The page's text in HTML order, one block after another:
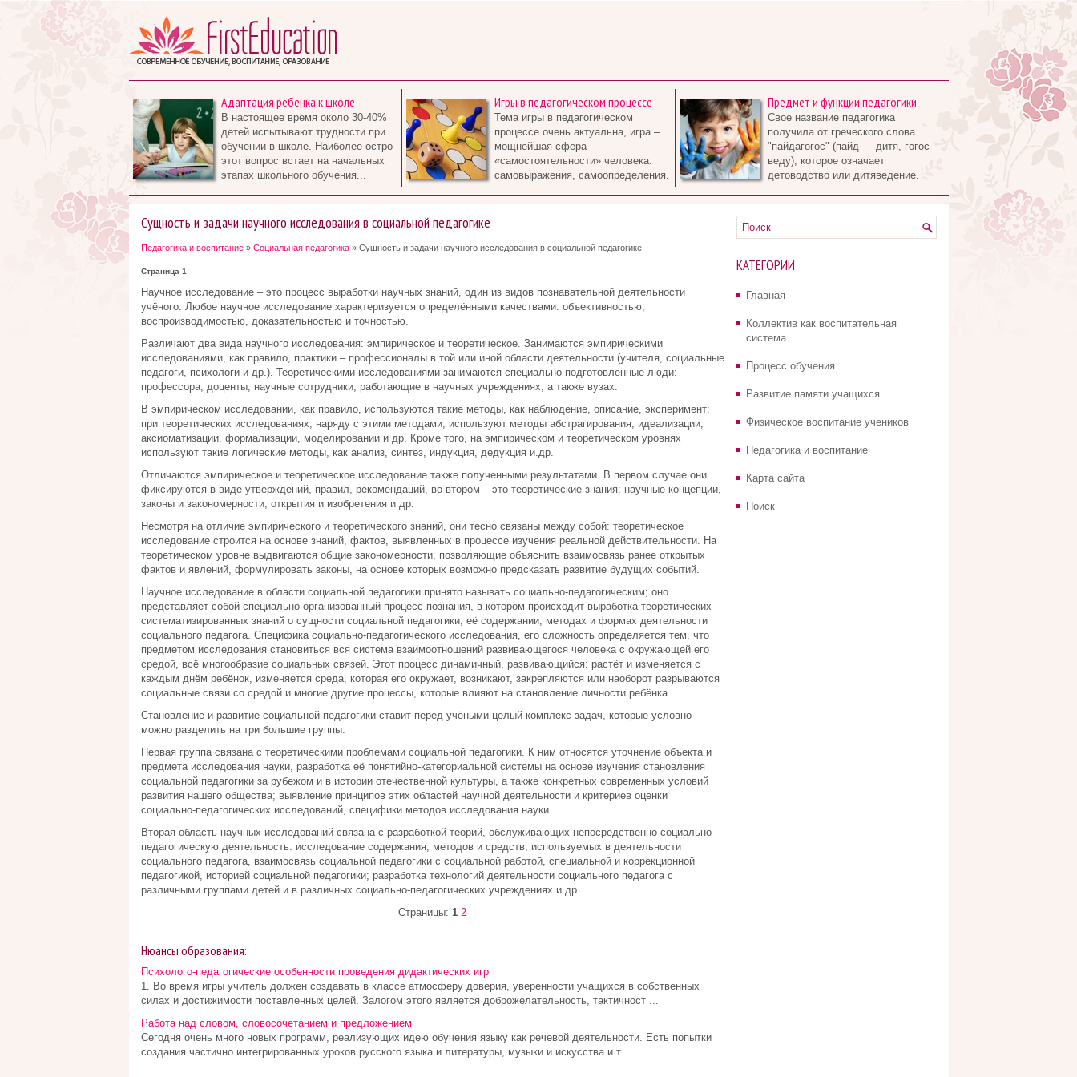
Адаптация ребенка к школе
В настоящее время около 30-40%
детей испытывают трудности при
обучении в школе. Наиболее остро
этот вопрос встает на начальных
этапах школьного обучения...
Игры в педагогическом процессе
Тема игры в педагогическом
процессе очень актуальна, игра –
мощнейшая сфера
«самостоятельности» человека:
самовыражения, самоопределения.
Предмет и функции педагогики
Свое название педагогика
получила от греческого слова
"пайдагогос" (пайд — дитя, гогос —
веду), которое означает
детоводство или дитяведение.
Сущность и задачи научного исследования в социальной педагогике
Педагогика и воспитание» Социальная педагогика» Сущность и задачи научного исследования в социальной педагогике
Страница 1
Научное исследование – это процесс выработки научных знаний, один из видов познавательной деятельности
учёного. Любое научное исследование характеризуется определёнными качествами: объективностью,
воспроизводимостью, доказательностью и точностью.
Различают два вида научного исследования: эмпирическое и теоретическое. Занимаются эмпирическими
исследованиями, как правило, практики – профессионалы в той или иной области деятельности (учителя, социальные
педагоги, психологи и др.). Теоретическими исследованиями занимаются специально подготовленные люди:
профессора, доценты, научные сотрудники, работающие в научных учреждениях, а также вузах.
В эмпирическом исследовании, как правило, используются такие методы, как наблюдение, описание, эксперимент;
при теоретических исследованиях, наряду с этими методами, используют методы абстрагирования, идеализации,
аксиоматизации, формализации, моделировании и др. Кроме того, на эмпирическом и теоретическом уровнях
используют такие логические методы, как анализ, синтез, индукция, дедукция и.др.
Отличаются эмпирическое и теоретическое исследование также полученными результатами. В первом случае они
фиксируются в виде утверждений, правил, рекомендаций, во втором – это теоретические знания: научные концепции,
законы и закономерности, открытия и изобретения и др.
Несмотря на отличие эмпирического и теоретического знаний, они тесно связаны между собой: теоретическое
исследование строится на основе знаний, фактов, выявленных в процессе изучения реальной действительности. На
теоретическом уровне выдвигаются общие закономерности, позволяющие объяснить взаимосвязь ранее открытых
фактов и явлений, формулировать законы, на основе которых возможно предсказать развитие будущих событий.
Научное исследование в области социальной педагогики принято называть социально-педагогическим; оно
представляет собой специально организованный процесс познания, в котором происходит выработка теоретических
систематизированных знаний о сущности социальной педагогики, её содержании, методах и формах деятельности
социального педагога. Специфика социально-педагогического исследования, его сложность определяется тем, что
предметом исследования становиться вся система взаимоотношений развивающегося человека с окружающей его
средой, всё многообразие социальных связей. Этот процесс динамичный, развивающийся: растёт и изменяется с
каждым днём ребёнок, изменяется среда, которая его окружает, возникают, закрепляются или наоборот разрываются
социальные связи со средой и многие другие процессы, которые влияют на становление личности ребёнка.
Становление и развитие социальной педагогики ставит перед учёными целый комплекс задач, которые условно
можно разделить на три большие группы.
Первая группа связана с теоретическими проблемами социальной педагогики. К ним относятся уточнение объекта и
предмета исследования науки, разработка её понятийно-категориальной системы на основе изучения становления
социальной педагогики за рубежом и в истории отечественной культуры, а также конкретных современных условий
развития нашего общества; выявление принципов этих областей научной деятельности и критериев оценки
социально-педагогических исследований, специфики методов исследования науки.
Вторая область научных исследований связана с разработкой теорий, обслуживающих непосредственно социально-
педагогическую деятельность: исследование содержания, методов и средств, используемых в деятельности
социального педагога, взаимосвязь социальной педагогики с социальной работой, специальной и коррекционной
педагогикой, историей социальной педагогики; разработка технологий деятельности социального педагога с
различными группами детей и в различных социально-педагогических учреждениях и др.
Страницы: 1 2
Нюансы образования:
Психолого-педагогические особенности проведения дидактических игр
1. Во время игры учитель должен создавать в классе атмосферу доверия, уверенности учащихся в собственных
силах и достижимости поставленных целей. Залогом этого является доброжелательность, тактичност ...
Работа над словом, словосочетанием и предложением
Сегодня очень много новых программ, реализующих идею обучения языку как речевой деятельности. Есть попытки
создания частично интегрированных уроков русского языка и литературы, музыки и искусства и т ...
КАТЕГОРИИ
Главная
Коллектив как воспитательная
система
Процесс обучения
Развитие памяти учащихся
Физическое воспитание учеников
Педагогика и воспитание
Карта сайта
Поиск